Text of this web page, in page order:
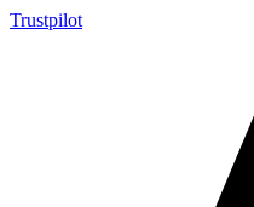
Trustpilot